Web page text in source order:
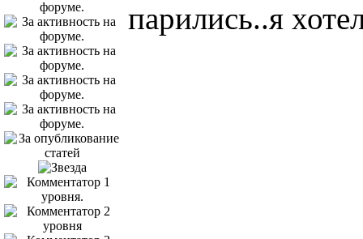
парились..я